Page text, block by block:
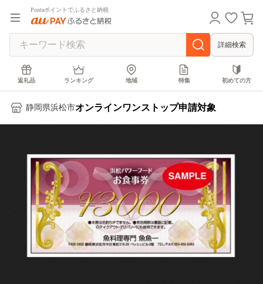
Pontaポイントでふるさと納税
詳細検索
返礼品 ランキング 地域 特集 初めての方
静岡県浜松市オンラインワンストップ申請対象